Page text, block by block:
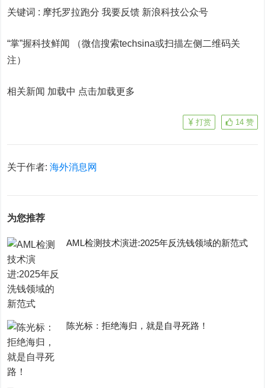
关键词 : 摩托罗拉跑分 我要反馈 新浪科技公众号
“掌”握科技鲜闻 （微信搜索techsina或扫描左侧二维码关
注）
相关新闻 加载中 点击加载更多
14 赞
打赏
关于作者:海外消息网
为您推荐
AML检测技术演进:2025年反洗钱领域的新范式
陈光标：拒绝海归，就是自寻死路！